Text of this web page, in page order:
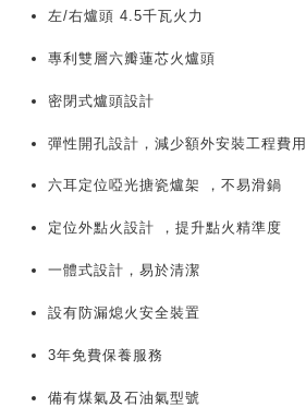
左/右爐頭 4.5千瓦火力
專利雙層六瓣蓮芯火爐頭
密閉式爐頭設計
彈性開孔設計 ，減少額外安裝工程費用
六耳定位啞光搪瓷爐架 ，不易滑鍋
定位外點火設計 ，提升點火精準度
一體式設計， 易於清潔
設有防漏熄火安全裝置
3年免費保養服務
備有煤氣及石油氣型號